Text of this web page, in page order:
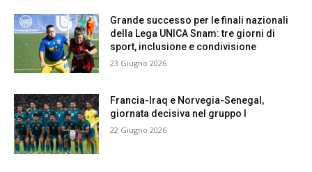
Grande successo per le finali nazionali
della Lega UNICA Snam: tre giorni di
sport, inclusione e condivisione
23 Giugno 2026
Francia-Iraq e Norvegia-Senegal,
giornata decisiva nel gruppo I
22 Giugno 2026